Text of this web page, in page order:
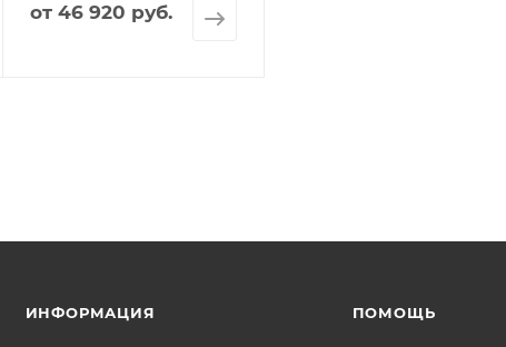
от 46 920 руб.
ИНФОРМАЦИЯ ПОМОЩЬ